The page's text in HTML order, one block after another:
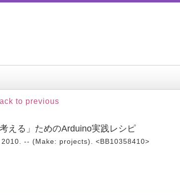
to previous
える」ためのArduino実践レシピ
2010. -- (Make: projects). <BB10358410>